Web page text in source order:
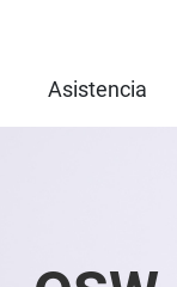
Asistencia